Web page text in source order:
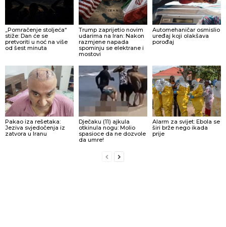
„Pomračenje stoljeća“
stiže: Dan će se
pretvoriti u noć na više
od šest minuta
Trump zaprijetio novim
udarima na Iran: Nakon
razmjene napada
spominju se elektrane i
mostovi
Automehaničar osmislio
uređaj koji olakšava
porođaj
Pakao iza rešetaka:
Jeziva svjedočenja iz
zatvora u Iranu
Dječaku (11) ajkula
otkinula nogu: Molio
spasioce da ne dozvole
da umre!
Alarm za svijet: Ebola se
širi brže nego ikada
prije